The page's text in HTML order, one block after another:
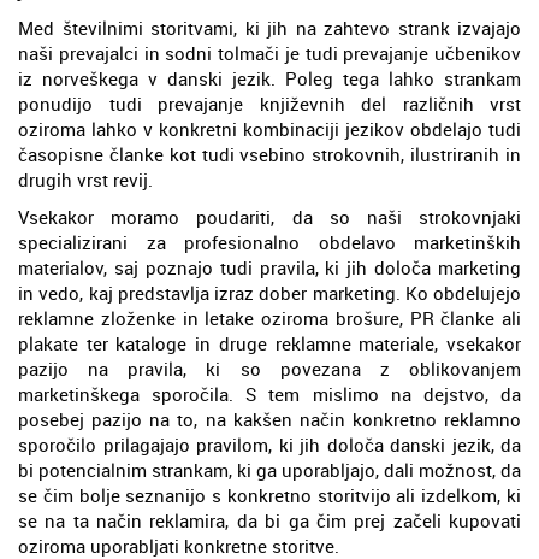
Med številnimi storitvami, ki jih na zahtevo strank izvajajo
naši prevajalci in sodni tolmači je tudi prevajanje učbenikov
iz norveškega v danski jezik. Poleg tega lahko strankam
ponudijo tudi prevajanje književnih del različnih vrst
oziroma lahko v konkretni kombinaciji jezikov obdelajo tudi
časopisne članke kot tudi vsebino strokovnih, ilustriranih in
drugih vrst revij.
Vsekakor moramo poudariti, da so naši strokovnjaki
specializirani za profesionalno obdelavo marketinških
materialov, saj poznajo tudi pravila, ki jih določa marketing
in vedo, kaj predstavlja izraz dober marketing. Ko obdelujejo
reklamne zloženke in letake oziroma brošure, PR članke ali
plakate ter kataloge in druge reklamne materiale, vsekakor
pazijo na pravila, ki so povezana z oblikovanjem
marketinškega sporočila. S tem mislimo na dejstvo, da
posebej pazijo na to, na kakšen način konkretno reklamno
sporočilo prilagajajo pravilom, ki jih določa danski jezik, da
bi potencialnim strankam, ki ga uporabljajo, dali možnost, da
se čim bolje seznanijo s konkretno storitvijo ali izdelkom, ki
se na ta način reklamira, da bi ga čim prej začeli kupovati
oziroma uporabljati konkretne storitve.